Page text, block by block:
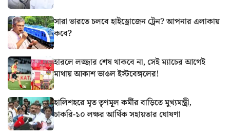
সারা ভারতে চলবে হাইড্রোজেন ট্রেন? আপনার এলাকায়
কবে?
হারলে লজ্জার শেষ থাকবে না, সেই ম্যাচের আগেই
মাথায় আকাশ ভাঙল ইস্টবেঙ্গলের!
হালিশহরে মৃত তৃণমূল কর্মীর বাড়িতে মুখ্যমন্ত্রী,
চাকরি-১০ লক্ষর আর্থিক সহায়তার ঘোষণা